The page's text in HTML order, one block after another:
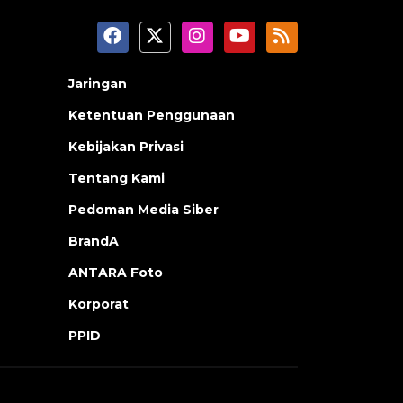
Jaringan
Ketentuan Penggunaan
Kebijakan Privasi
Tentang Kami
Pedoman Media Siber
BrandA
ANTARA Foto
Korporat
PPID